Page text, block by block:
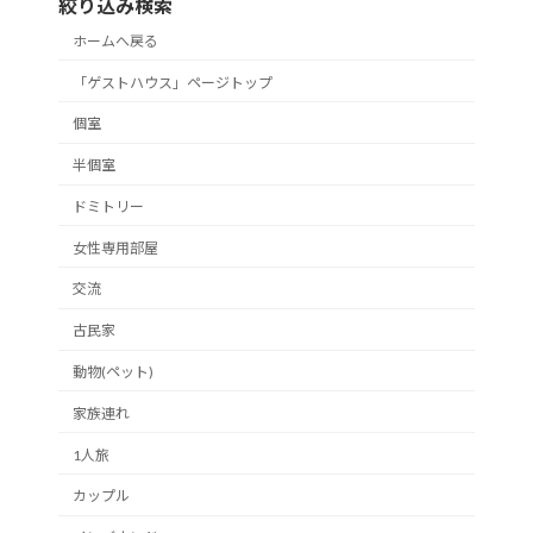
絞り込み検索
ホームへ戻る
「ゲストハウス」ページトップ
個室
半個室
ドミトリー
女性専用部屋
交流
古民家
動物(ペット)
家族連れ
1人旅
カップル